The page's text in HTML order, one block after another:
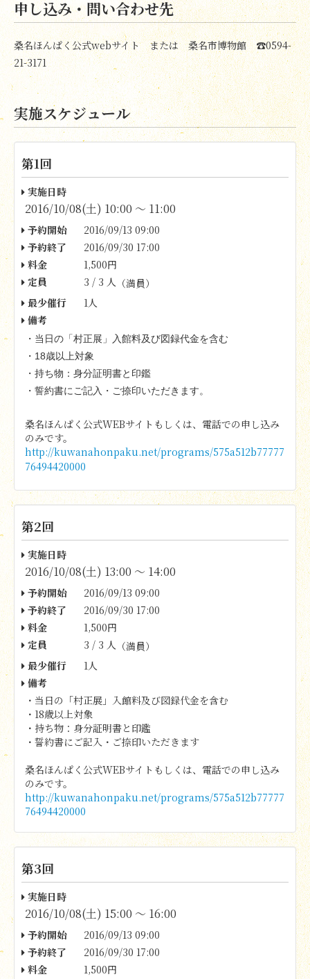
申し込み・問い合わせ先
桑名ほんぱく公式webサイト または 桑名市博物館 ☎0594-
21-3171
実施スケジュール
第1回
実施日時
2016/10/08(土) 10:00 〜 11:00
予約開始
2016/09/13 09:00
予約終了
2016/09/30 17:00
料金
1,500円
定員
3 / 3 人 （満員）
最少催行
1人
備考
・当日の「村正展」入館料及び図録代金を含む
・18歳以上対象
・持ち物：身分証明書と印鑑
・誓約書にご記入・ご捺印いただきます。
桑名ほんぱく公式WEBサイトもしくは、電話での申し込み
のみです。
http://kuwanahonpaku.net/programs/575a512b77777
76494420000
第2回
実施日時
2016/10/08(土) 13:00 〜 14:00
予約開始
2016/09/13 09:00
予約終了
2016/09/30 17:00
料金
1,500円
定員
3 / 3 人 （満員）
最少催行
1人
備考
・当日の「村正展」入館料及び図録代金を含む
・18歳以上対象
・持ち物：身分証明書と印鑑
・誓約書にご記入・ご捺印いただきます
桑名ほんぱく公式WEBサイトもしくは、電話での申し込み
のみです。
http://kuwanahonpaku.net/programs/575a512b77777
76494420000
第3回
実施日時
2016/10/08(土) 15:00 〜 16:00
予約開始
2016/09/13 09:00
予約終了
2016/09/30 17:00
料金
1,500円